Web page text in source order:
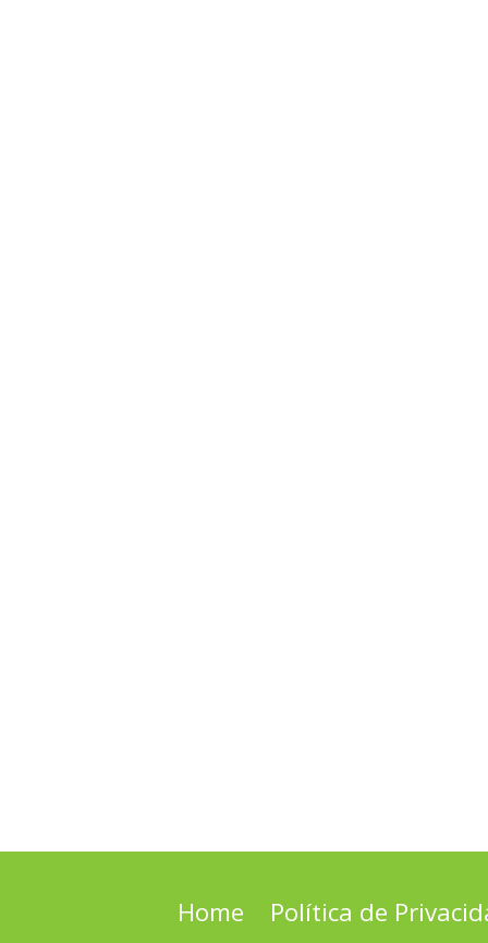
Home Política de